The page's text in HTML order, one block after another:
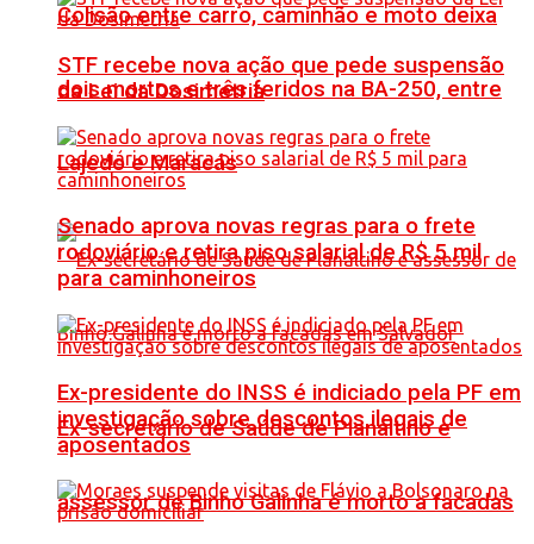
Colisão entre carro, caminhão e moto deixa
dois mortos e três feridos na BA-250, entre
Lajedo e Maracás
Ex-secretário de Saúde de Planaltino e
assessor de Binho Galinha é morto a facadas
STF recebe nova ação que pede suspensão
da Lei da Dosimetria
Senado aprova novas regras para o frete
rodoviário e retira piso salarial de R$ 5 mil
para caminhoneiros
Ex-presidente do INSS é indiciado pela PF em
investigação sobre descontos ilegais de
aposentados